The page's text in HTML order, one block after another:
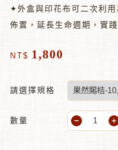
✦外盒與印花布可二次利
佈置，延長生命週期，實踐
NT$ 1,800
請選擇規格
數量